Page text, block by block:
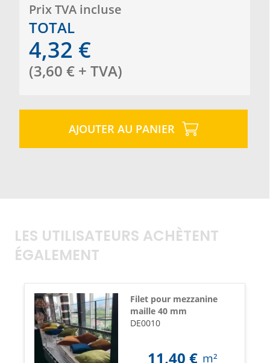
Prix ​​TVA incluse
TOTAL
4,32 €
(3,60 € + TVA)
AJOUTER AU PANIER
LES UTILISATEURS ACHÈTENT
ÉGALEMENT
Filet pour mezzanine
maille 40 mm
DE0010
11,40 € m²